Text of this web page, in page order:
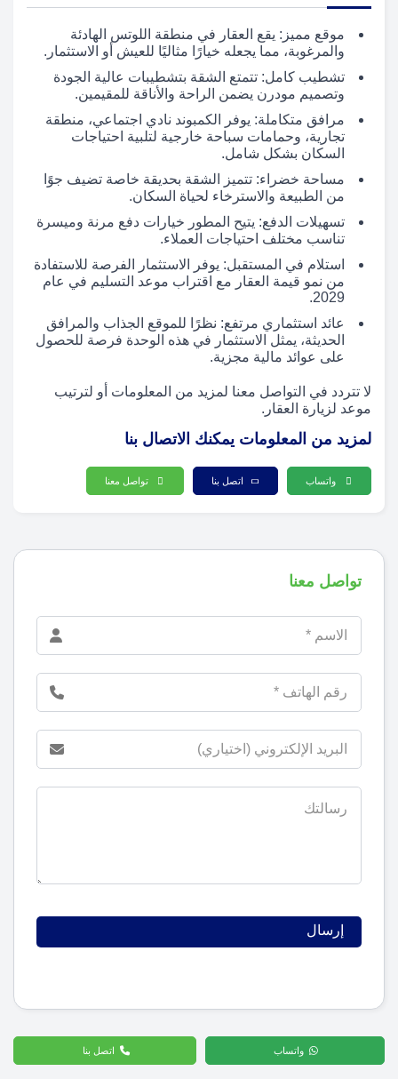
موقع مميز: يقع العقار في منطقة اللوتس الهادئة
والمرغوبة، مما يجعله خيارًا مثاليًا للعيش أو الاستثمار.
تشطيب كامل: تتمتع الشقة بتشطيبات عالية الجودة
وتصميم مودرن يضمن الراحة والأناقة للمقيمين.
مرافق متكاملة: يوفر الكمبوند نادي اجتماعي، منطقة
تجارية، وحمامات سباحة خارجية لتلبية احتياجات
السكان بشكل شامل.
مساحة خضراء: تتميز الشقة بحديقة خاصة تضيف جوًا
من الطبيعة والاسترخاء لحياة السكان.
تسهيلات الدفع: يتيح المطور خيارات دفع مرنة وميسرة
تناسب مختلف احتياجات العملاء.
استلام في المستقبل: يوفر الاستثمار الفرصة للاستفادة
من نمو قيمة العقار مع اقتراب موعد التسليم في عام
2029.
عائد استثماري مرتفع: نظرًا للموقع الجذاب والمرافق
الحديثة، يمثل الاستثمار في هذه الوحدة فرصة للحصول
على عوائد مالية مجزية.
لا تتردد في التواصل معنا لمزيد من المعلومات أو لترتيب
موعد لزيارة العقار.
لمزيد من المعلومات يمكنك الاتصال بنا
واتساب اتصل بنا تواصل معنا
تواصل معنا
واتساب اتصل بنا